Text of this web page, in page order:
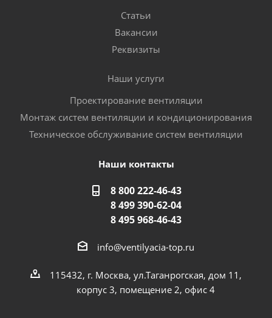
Статьи
Вакансии
Реквизиты
Наши услуги
Проектирование вентиляции
Монтаж систем вентиляции и кондиционирования
Техническое обслуживание систем вентиляции
Наши контакты
8 800 222-46-43
8 499 390-62-04
8 495 968-46-43
info@ventilyacia-top.ru
115432, г. Москва, ул.Таганрогская, дом 11,
корпус 3, помещение 2, офис 4